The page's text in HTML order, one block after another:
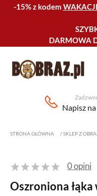
-15% z kodem
DARMOWA
Napisz
STRONA GŁÓWNA /SKLEP Z
0 opini
Oszroniona